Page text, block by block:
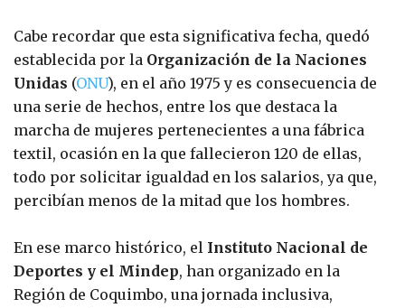
Cabe recordar que esta significativa fecha, quedó
establecida por la Organización de la Naciones
Unidas (ONU), en el año 1975 y es consecuencia de
una serie de hechos, entre los que destaca la
marcha de mujeres pertenecientes a una fábrica
textil, ocasión en la que fallecieron 120 de ellas,
todo por solicitar igualdad en los salarios, ya que,
percibían menos de la mitad que los hombres.
En ese marco histórico, el Instituto Nacional de
Deportes y el Mindep, han organizado en la
Región de Coquimbo, una jornada inclusiva,